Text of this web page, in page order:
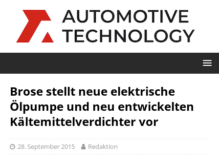
Brose stellt neue elektrische
Ölpumpe und neu entwickelten
Kältemittelverdichter vor
28. September 2015 Redaktion